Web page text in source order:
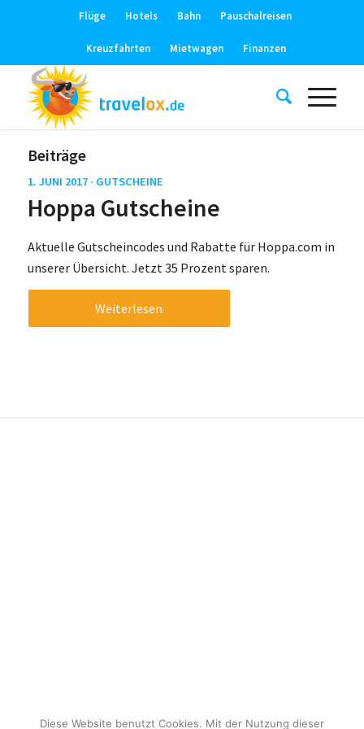
Flüge Hotels Bahn Pauschalreisen
Kreuzfahrten Mietwagen Finanzen
Beiträge
1. JUNI 2017 · GUTSCHEINE
Hoppa Gutscheine
Aktuelle Gutscheincodes und Rabatte für Hoppa.com in
unserer Übersicht. Jetzt 35 Prozent sparen.
Weiterlesen
Diese Website benutzt Cookies. Mit der Nutzung dieser